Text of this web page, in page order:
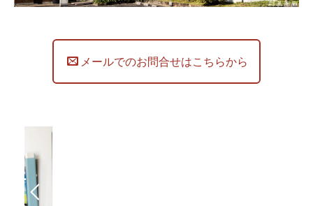
メールでのお問合せはこちらから